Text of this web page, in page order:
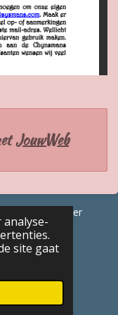
site gaat
JouwWeb
Marc Van Acker